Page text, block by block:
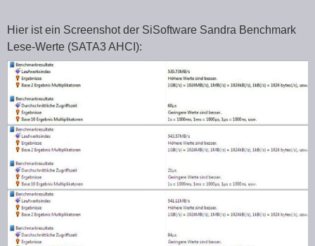
Hier ist ein Screenshot der SiSoftware Sandra Benchmark
Lese-Werte (SATA3 AHCI):